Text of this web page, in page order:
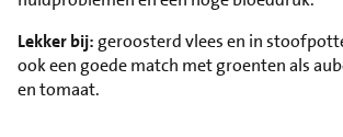
Lekker bij: geroosterd vlees en in
ook een goede match met groenten als
en tomaat.